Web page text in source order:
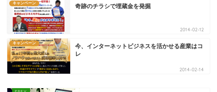
キャンペーン 奇跡のチラシで埋蔵金を発掘
2014-02-12
キャンペーン
今、インターネットビジネスを活かせる産業はコ
レ
2014-02-14